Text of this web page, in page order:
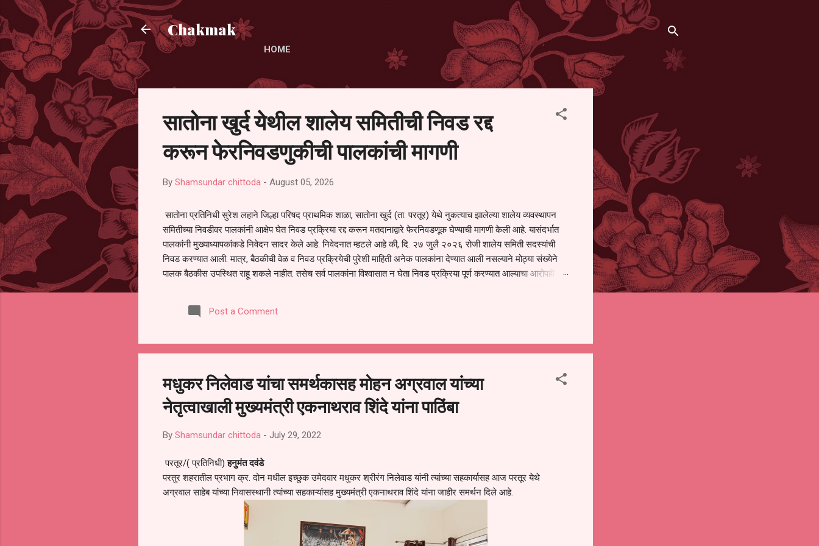
Chakmak
HOME
सातोना खुर्द येथील शालेय समितीची निवड रद्द
करून फेरनिवडणुकीची पालकांची मागणी
By Shamsundar chittoda - August 05, 2026
सातोना प्रतिनिधी सुरेश लहाने जिल्हा परिषद प्राथमिक शाळा, सातोना खुर्द (ता. परतूर) येथे नुकत्याच झालेल्या शालेय व्यवस्थापन
समितीच्या निवडीवर पालकांनी आक्षेप घेत निवड प्रक्रिया रद्द करून मतदानाद्वारे फेरनिवडणूक घेण्याची मागणी केली आहे. यासंदर्भात
पालकांनी मुख्याध्यापकांकडे निवेदन सादर केले आहे. निवेदनात म्हटले आहे की, दि. २७ जुलै २०२६ रोजी शालेय समिती सदस्यांची
निवड करण्यात आली. मात्र, बैठकीची वेळ व निवड प्रक्रियेची पुरेशी माहिती अनेक पालकांना देण्यात आली नसल्याने मोठ्या संख्येने
पालक बैठकीस उपस्थित राहू शकले नाहीत. तसेच सर्व पालकांना विश्वासात न घेता निवड प्रक्रिया पूर्ण करण्यात आल्याचा आरोपही
समितीची फेरनिवडणूक घेण्यात यावी, अशी मागणी पालकांनी केली आहे. या निवेदनाच्या प्रती जिल्हा शिक्षण अधिकारी (प्राथमिक),
जालना तसेच तालुका शिक्षण अधिकारी, परतूर यांनाही पाठविण्यात आल्या असून प्रशासन याबाबत काय निर्णय घेते, याकडे पालकांचे
Post a Comment
मधुकर निलेवाड यांचा समर्थकासह मोहन अग्रवाल यांच्या
नेतृत्वाखाली मुख्यमंत्री एकनाथराव शिंदे यांना पाठिंबा
By Shamsundar chittoda - July 29, 2022
परतूर/( प्रतिनिधी)हनुमंत दवंडे
परतुर शहरातील प्रभाग क्र. दोन मधील इच्छुक उमेदवार मधुकर श्रीरंग निलेवाड यांनी त्यांच्या सहकार्यासह आज परतूर येथे
अग्रवाल साहेब यांच्या निवासस्थानी त्यांच्या सहकाऱ्यांसह मुख्यमंत्री एकनाथराव शिंदे यांना जाहीर समर्थन दिले आहे.